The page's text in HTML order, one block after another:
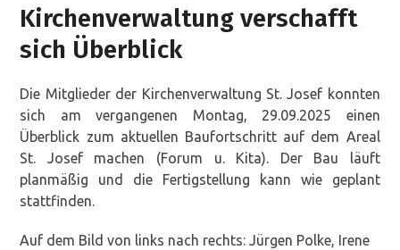
Kirchenverwaltung verschafft
sich Überblick
Die Mitglieder der Kirchenverwaltung St. Josef konnten
sich am vergangenen Montag, 29.09.2025 einen
Überblick zum aktuellen Baufortschritt auf dem Areal
St. Josef machen (Forum u. Kita). Der Bau läuft
planmäßig und die Fertigstellung kann wie geplant
stattfinden.
Auf dem Bild von links nach rechts: Jürgen Polke, Irene